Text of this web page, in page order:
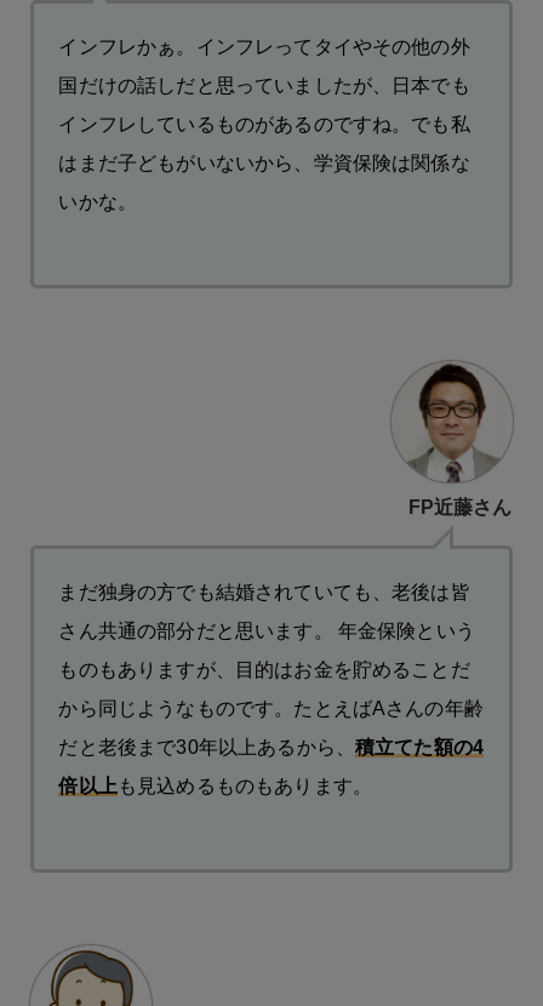
インフレかぁ。インフレってタイやその他の外
国だけの話しだと思っていましたが、日本でも
インフレしているものがあるのですね。でも私
はまだ子どもがいないから、学資保険は関係な
いかな。
FP近藤さん
まだ独身の方でも結婚されていても、老後は皆
さん共通の部分だと思います。 年金保険という
ものもありますが、目的はお金を貯めることだ
から同じようなものです。たとえばAさんの年齢
だと老後まで30年以上あるから、積立てた額の4
倍以上 も見込めるものもあります。